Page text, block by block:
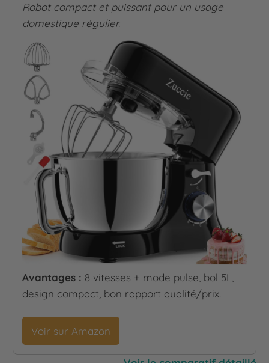
Robot compact et puissant pour un usage
domestique régulier.
Avantages : 8 vitesses + mode pulse, bol 5L,
design compact, bon rapport qualité/prix.
Voir sur Amazon